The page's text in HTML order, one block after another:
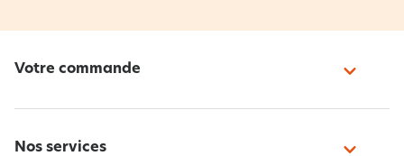
Votre commande
Nos services